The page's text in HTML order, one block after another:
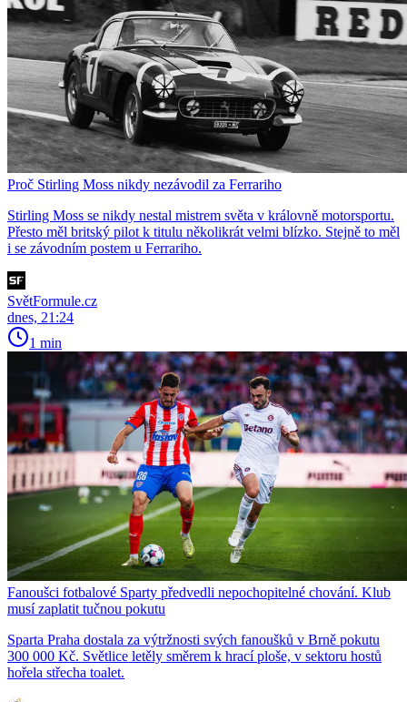
Proč Stirling Moss nikdy nezávodil za Ferrariho
Stirling Moss se nikdy nestal mistrem světa v královně motorsportu.
Přesto měl britský pilot k titulu několikrát velmi blízko. Stejně to měl
i se závodním postem u Ferrariho.
SvětFormule.cz
dnes, 21:24
1 min
Fanoušci fotbalové Sparty předvedli nepochopitelné chování. Klub
musí zaplatit tučnou pokutu
Sparta Praha dostala za výtržnosti svých fanoušků v Brně pokutu
300 000 Kč. Světlice letěly směrem k hrací ploše, v sektoru hostů
hořela střecha toalet.